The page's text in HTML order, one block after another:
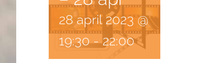
28 april 2023 @
19:30-22:00